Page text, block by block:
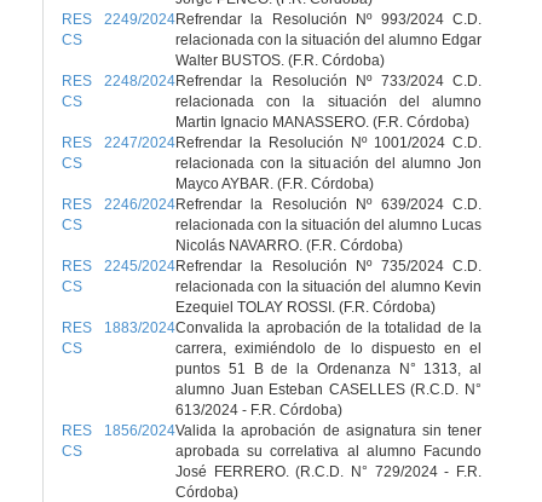
RES 2249/2024
CS
Refrendar la Resolución Nº 993/2024 C.D.
relacionada con la situación del alumno Edgar
Walter BUSTOS. (F.R. Córdoba)
RES 2248/2024
CS
Refrendar la Resolución Nº 733/2024 C.D.
relacionada con la situación del alumno
Martin Ignacio MANASSERO. (F.R. Córdoba)
RES 2247/2024
CS
Refrendar la Resolución Nº 1001/2024 C.D.
relacionada con la situación del alumno Jon
Mayco AYBAR. (F.R. Córdoba)
RES 2246/2024
CS
Refrendar la Resolución Nº 639/2024 C.D.
relacionada con la situación del alumno Lucas
Nicolás NAVARRO. (F.R. Córdoba)
RES 2245/2024
CS
Refrendar la Resolución Nº 735/2024 C.D.
relacionada con la situación del alumno Kevin
Ezequiel TOLAY ROSSI. (F.R. Córdoba)
RES 1883/2024
CS
Convalida la aprobación de la totalidad de la
carrera, eximiéndolo de lo dispuesto en el
puntos 51 B de la Ordenanza N° 1313, al
alumno Juan Esteban CASELLES (R.C.D. N°
613/2024 - F.R. Córdoba)
RES 1856/2024
CS
Valida la aprobación de asignatura sin tener
aprobada su correlativa al alumno Facundo
José FERRERO. (R.C.D. N° 729/2024 - F.R.
Córdoba)